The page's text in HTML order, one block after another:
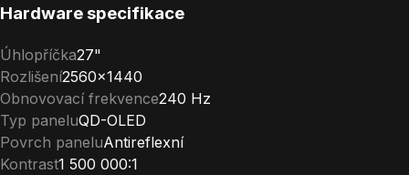
Hardware specifikace
Úhlopříčka27"
Rozlišení2560×1440
Obnovovací frekvence240 Hz
Typ paneluQD-OLED
Povrch paneluAntireflexní
Kontrast1 500 000:1